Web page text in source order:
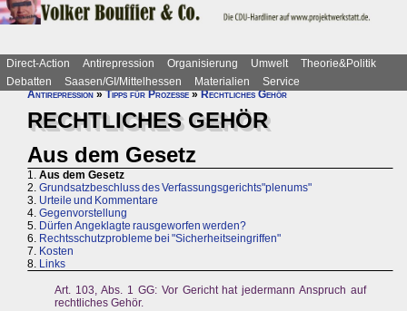
Direct-Action Antirepression Organisierung Umwelt
Theorie&Politik
Debatten
Saasen/GI/Mittelhessen Materialien
Service
Antirepression»Tipps für Prozesse»Rechtliches Gehör
RECHTLICHES GEHÖR
Aus dem Gesetz
1. Aus dem Gesetz
2. Grundsatzbeschluss des Verfassungsgerichts"plenums"
3. Urteile und Kommentare
4. Gegenvorstellung
5. Dürfen Angeklagte rausgeworfen werden?
6. Rechtsschutzprobleme bei "Sicherheitseingriffen"
7. Kosten
8. Links
Art. 103, Abs. 1 GG: Vor Gericht hat jedermann Anspruch auf
rechtliches Gehör.